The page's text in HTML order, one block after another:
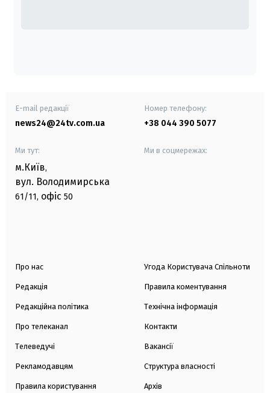
E-mail редакції
news24@24tv.com.ua
Номер телефону:
+38 044 390 5077
Ми тут:
м.Київ,
вул. Володимирська
61/11, офіс 50
Ми в соцмережах:
Про нас
Редакція
Редакційна політика
Про телеканал
Телеведучі
Рекламодавцям
Правила користування
Угода Користувача Спільноти
Правила коментування
Технічна інформація
Контакти
Вакансії
Структура власності
Архів